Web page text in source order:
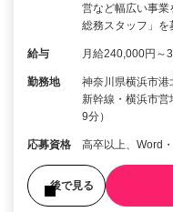
営など幅広い事業
総務スタッフ」を
給与 月給240,000円～
勤務地
神奈川県横浜市
新幹線・横浜市
9分）
応募資格 高卒以上、Word
後で見る